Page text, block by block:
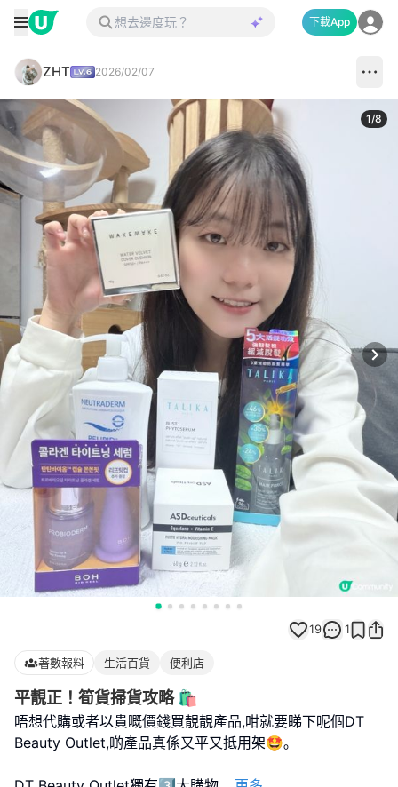
下載App
ZHT 2026/02/07
1/8
19 1
著數報料 生活百貨 便利店
平靚正！筍貨掃貨攻略 🛍️
唔想代購或者以貴嘅價錢買靚靚產品,咁就要睇下呢個DT
Beauty Outlet,啲產品真係又平又抵用架🤩｡